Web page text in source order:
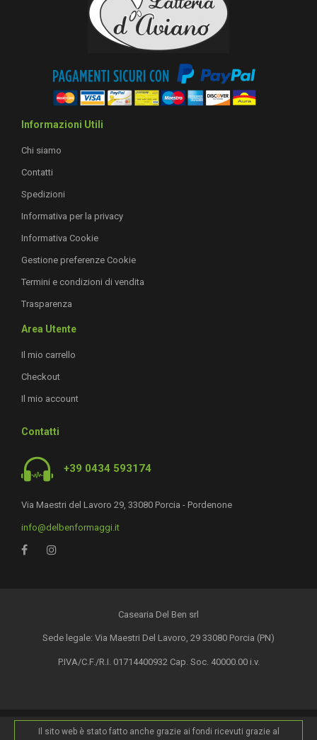
Informazioni Utili
Chi siamo
Contatti
Spedizioni
Informativa per la privacy
Informativa Cookie
Gestione preferenze Cookie
Termini e condizioni di vendita
Trasparenza
Area Utente
Il mio carrello
Checkout
Il mio account
Contatti
+39 0434 593174
Via Maestri del Lavoro 29, 33080 Porcia - Pordenone
info@delbenformaggi.it
Casearia Del Ben srl
Sede legale: Via Maestri Del Lavoro, 29 33080 Porcia (PN)
P.IVA/C.F./R.I. 01714400932 Cap. Soc. 40000.00 i.v.
Il sito web è stato fatto anche grazie ai fondi ricevuti grazie al